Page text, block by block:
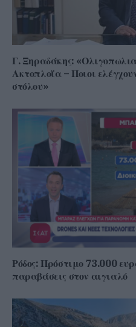
Γ. Ξηραδάκης:
Ακτοπλοΐα – Ποιοι
στόλου»
Ρόδος: Πρόστιμο 73.000
παραβάσεις στον αιγιαλό